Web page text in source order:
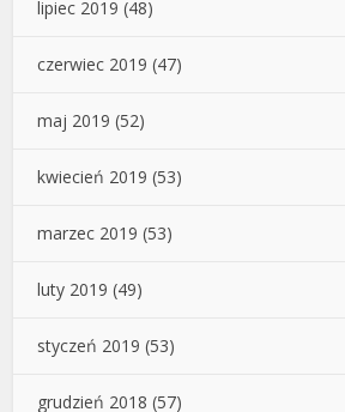
lipiec 2019 (48)
czerwiec 2019 (47)
maj 2019 (52)
kwiecień 2019 (53)
marzec 2019 (53)
luty 2019 (49)
styczeń 2019 (53)
grudzień 2018 (57)